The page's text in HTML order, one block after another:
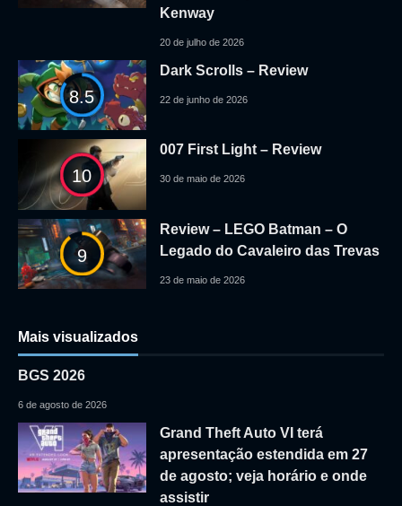
Kenway
20 de julho de 2026
8.5
Dark Scrolls – Review
22 de junho de 2026
10
007 First Light – Review
30 de maio de 2026
9
Review – LEGO Batman – O
Legado do Cavaleiro das Trevas
23 de maio de 2026
Mais visualizados
BGS 2026
6 de agosto de 2026
Grand Theft Auto VI terá
apresentação estendida em 27
de agosto; veja horário e onde
assistir